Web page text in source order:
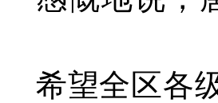
希望全区各